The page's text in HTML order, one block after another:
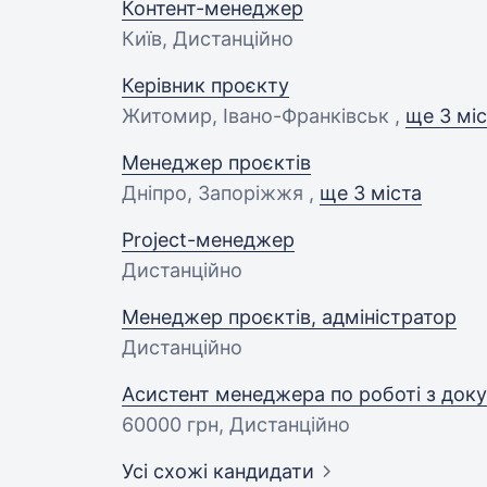
Контент-менеджер
Київ, Дистанційно
Керівник проєкту
Житомир, Івано-Франківськ , ще 3
Менеджер проєктів
Дніпро, Запоріжжя , ще 3 міста
Project-менеджер
Дистанційно
Менеджер проєктів, адміністратор
Дистанційно
Асистент менеджера по роботі з
60000 грн, Дистанційно
Усі схожі кандидати